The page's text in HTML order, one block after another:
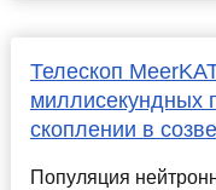
Телескоп
миллисекундных
скоплении в
Популяция